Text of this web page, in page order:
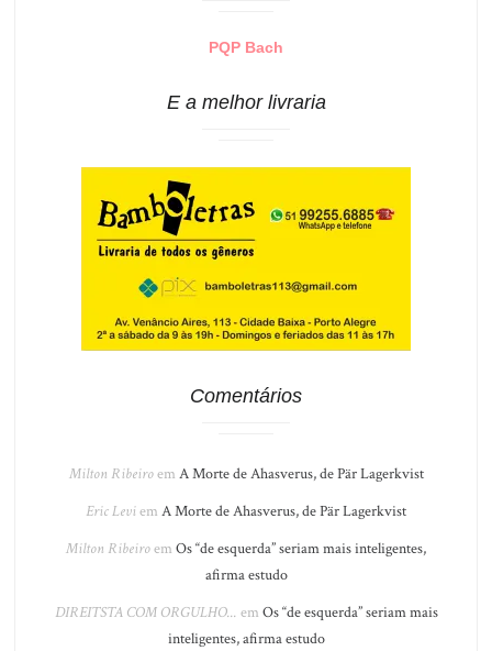
PQP Bach
E a melhor livraria
Comentários
Milton Ribeiroem A Morte de Ahasverus, de Pär Lagerkvist
Eric Leviem A Morte de Ahasverus, de Pär Lagerkvist
Milton Ribeiroem Os “de esquerda” seriam mais inteligentes,
afirma estudo
DIREITSTA COM ORGULHO... em Os “de esquerda” seriam mais
inteligentes, afirma estudo